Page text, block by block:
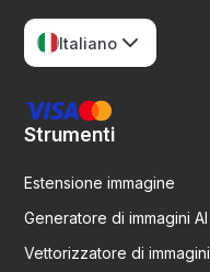
Italiano
Strumenti
Estensione immagine
Generatore di immagini AI
Vettorizzatore di immagini